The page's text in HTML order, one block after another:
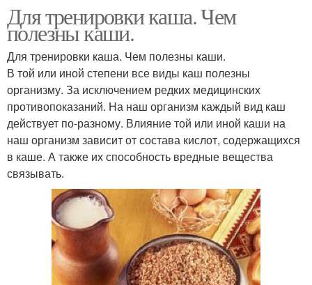
Для тренировки каша. Чем
полезны каши.
Для тренировки каша. Чем полезны каши.
В той или иной степени все виды каш полезны
организму. За исключением редких медицинских
противопоказаний. На наш организм каждый вид каш
действует по-разному. Влияние той или иной каши на
наш организм зависит от состава кислот, содержащихся
в каше. А также их способность вредные вещества
связывать.